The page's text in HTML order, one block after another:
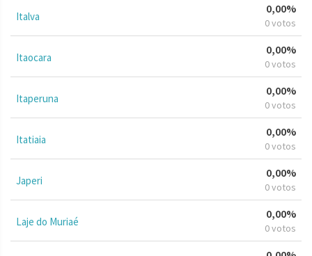
Italva
0,00%
0 votos
Itaocara
0,00%
0 votos
Itaperuna
0,00%
0 votos
Itatiaia
0,00%
0 votos
Japeri
0,00%
0 votos
Laje do Muriaé
0,00%
0 votos